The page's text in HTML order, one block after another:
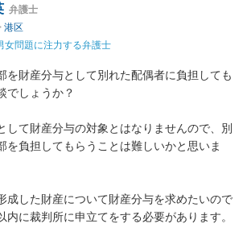
弁護士
港区
女問題に注力する弁護士
を財産分与として別れた配偶者に負担しても
でしょうか？
して財産分与の対象とはなりませんので、別
を負担してもらうことは難しいかと思いま
成した財産について財産分与を求めたいので
内に裁判所に申立てをする必要があります。